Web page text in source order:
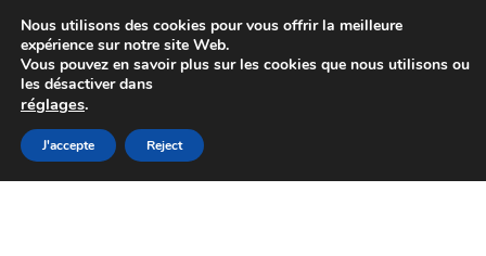
Colissimo livraison à partir de 7 EUR
Du lundi au vendredi de 9 h à 16 h
Aller
à
Aller
au
Nous utilisons des cookies pour vous offrir la meilleure
expérience sur notre site Web.
Vous pouvez en savoir plus sur les cookies que nous utilisons ou
les désactiver dans
réglages.
J'accepte Reject